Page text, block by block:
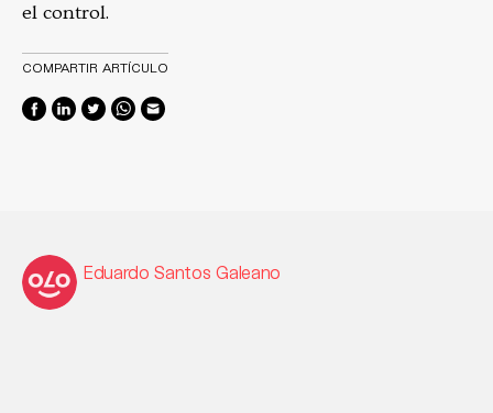
el control.
COMPARTIR ARTÍCULO
Eduardo Santos Galeano